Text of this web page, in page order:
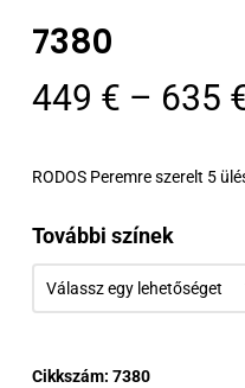
7380
449 € – 635
RODOS Peremre szerelt 5
További színek
Válassz egy lehetőséget
Cikkszám: 7380